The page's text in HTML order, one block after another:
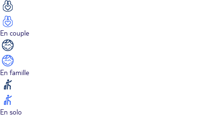
En couple
En famille
En solo